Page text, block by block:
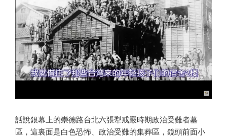
話說銀幕上的崇德路台北六張犁戒嚴時期政治受難者墓
區，這裏面是白色恐怖、政治受難的集葬區，鏡頭前面小